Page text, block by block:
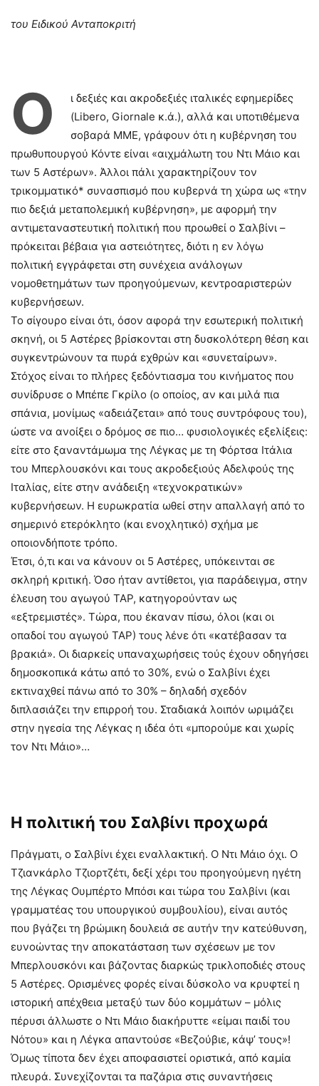
του Ειδικού Ανταποκριτή
Ο
ι δεξιές και ακροδεξιές ιταλικές εφημερίδες
(Libero, Giornale κ.ά.), αλλά και υποτιθέμενα
σοβαρά ΜΜΕ, γράφουν ότι η κυβέρνηση του
πρωθυπουργού Κόντε είναι «αιχμάλωτη του Ντι Μάιο και
των 5 Αστέρων». Άλλοι πάλι χαρακτηρίζουν τον
τρικομματικό* συνασπισμό που κυβερνά τη χώρα ως «την
πιο δεξιά μεταπολεμική κυβέρνηση», με αφορμή την
αντιμεταναστευτική πολιτική που προωθεί ο Σαλβίνι –
πρόκειται βέβαια για αστειότητες, διότι η εν λόγω
πολιτική εγγράφεται στη συνέχεια ανάλογων
νομοθετημάτων των προηγούμενων, κεντροαριστερών
κυβερνήσεων.
Το σίγουρο είναι ότι, όσον αφορά την εσωτερική πολιτική
σκηνή, οι 5 Αστέρες βρίσκονται στη δυσκολότερη θέση και
συγκεντρώνουν τα πυρά εχθρών και «συνεταίρων».
Στόχος είναι το πλήρες ξεδόντιασμα του κινήματος που
συνίδρυσε ο Μπέπε Γκρίλο (ο οποίος, αν και μιλά πια
σπάνια, μονίμως «αδειάζεται» από τους συντρόφους του),
ώστε να ανοίξει ο δρόμος σε πιο… φυσιολογικές εξελίξεις:
είτε στο ξαναντάμωμα της Λέγκας με τη Φόρτσα Ιτάλια
του Μπερλουσκόνι και τους ακροδεξιούς Αδελφούς της
Ιταλίας, είτε στην ανάδειξη «τεχνοκρατικών»
κυβερνήσεων. Η ευρωκρατία ωθεί στην απαλλαγή από το
σημερινό ετερόκλητο (και ενοχλητικό) σχήμα με
οποιονδήποτε τρόπο.
Έτσι, ό,τι και να κάνουν οι 5 Αστέρες, υπόκεινται σε
σκληρή κριτική. Όσο ήταν αντίθετοι, για παράδειγμα, στην
έλευση του αγωγού ΤΑΡ, κατηγορούνταν ως
«εξτρεμιστές». Τώρα, που έκαναν πίσω, όλοι (και οι
οπαδοί του αγωγού ΤΑΡ) τους λένε ότι «κατέβασαν τα
βρακιά». Οι διαρκείς υπαναχωρήσεις τούς έχουν οδηγήσει
δημοσκοπικά κάτω από το 30%, ενώ ο Σαλβίνι έχει
εκτιναχθεί πάνω από το 30% – δηλαδή σχεδόν
διπλασιάζει την επιρροή του. Σταδιακά λοιπόν ωριμάζει
στην ηγεσία της Λέγκας η ιδέα ότι «μπορούμε και χωρίς
τον Ντι Μάιο»…
Η πολιτική του Σαλβίνι προχωρά
Πράγματι, ο Σαλβίνι έχει εναλλακτική. Ο Ντι Μάιο όχι. Ο
Τζιανκάρλο Τζιορτζέτι, δεξί χέρι του προηγούμενη ηγέτη
της Λέγκας Ουμπέρτο Μπόσι και τώρα του Σαλβίνι (και
γραμματέας του υπουργικού συμβουλίου), είναι αυτός
που βγάζει τη βρώμικη δουλειά σε αυτήν την κατεύθυνση,
ευνοώντας την αποκατάσταση των σχέσεων με τον
Μπερλουσκόνι και βάζοντας διαρκώς τρικλοποδιές στους
5 Αστέρες. Ορισμένες φορές είναι δύσκολο να κρυφτεί η
ιστορική απέχθεια μεταξύ των δύο κομμάτων – μόλις
πέρυσι άλλωστε ο Ντι Μάιο διακήρυττε «είμαι παιδί του
Νότου» και η Λέγκα απαντούσε «Βεζούβιε, κάψ’ τους»!
Όμως τίποτα δεν έχει αποφασιστεί οριστικά, από καμία
πλευρά. Συνεχίζονται τα παζάρια στις συναντήσεις